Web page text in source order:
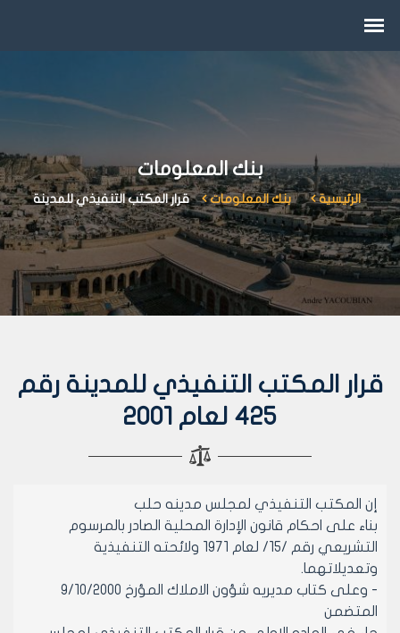
بنك المعلومات
الرئيسية بنك المعلومات قرار المكتب التنفيذي للمدينة
قرار المكتب التنفيذي للمدينة رقم
425 لعام 2001
إن المكتب التنفيذي لمجلس مدينه حلب
بناء على احكام قانون الإدارة المحلية الصادر بالمرسوم
التشريعي رقم /15/ لعام 1971 ولائحته التنفيذية
وتعديلاتهما.
- وعلى كتاب مديريه شؤون الاملاك المؤرخ 9/10/2000
المتضمن